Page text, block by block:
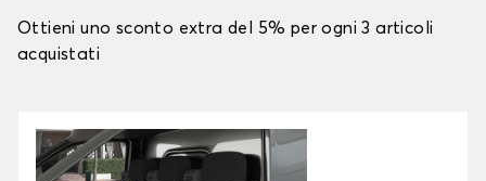
Ottieni uno sconto extra del 5% per ogni 3 articoli
acquistati